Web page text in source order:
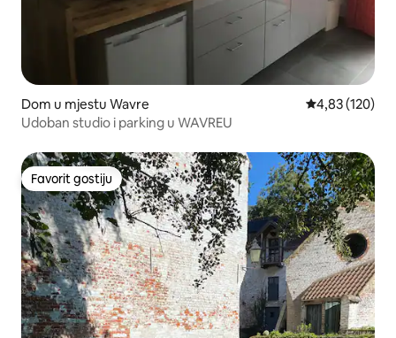
Dom u mjestu Wavre Prosječna
4,83 (120)
Udoban studio i parking u WAVREU
Favorit gostiju
Favorit gostiju